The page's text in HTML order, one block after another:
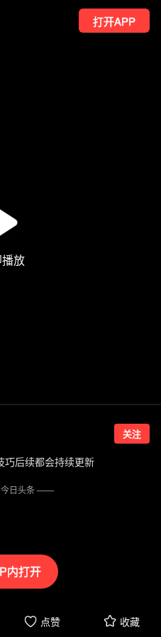
打开APP
内打开
关注
巧后续都会持续更新
点赞 收藏
今日头条——